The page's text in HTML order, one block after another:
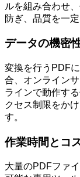
ルを組み合わせ
防ぎ、品質を一
データの機密
変換を行うPDF
合、オンライン
ラインで動作す
クセス制限をか
す。
作業時間とコ
大量のPDFファ